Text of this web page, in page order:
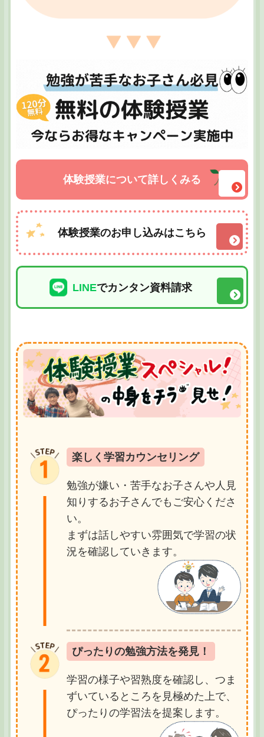
体験授業について詳しくみる
体験授業のお申し込みはこちら
LINEでカンタン資料請求
楽しく学習カウンセリング
勉強が嫌い・苦手なお子さんや人見
知りするお子さんでもご安心くださ
い。
まずは話しやすい雰囲気で学習の状
況を確認していきます。
ぴったりの勉強方法を発見！
学習の様子や習熟度を確認し、つま
ずいているところを見極めた上で、
ぴったりの学習法を提案します。